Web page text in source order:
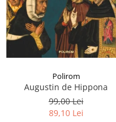
Polirom
Augustin de Hippona
99,00 Lei
89,10 Lei